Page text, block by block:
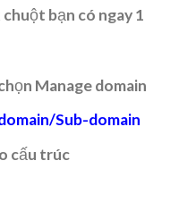
bạn có ngay 1
Manage domain
Sub-domain
cấu trúc